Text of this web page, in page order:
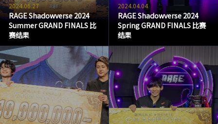
2024.06.27
RAGE Shadowverse 2024
Summer GRAND FINALS 比
赛结果
2024.04.04
RAGE Shadowverse 2024
Spring GRAND FINALS 比赛
结果